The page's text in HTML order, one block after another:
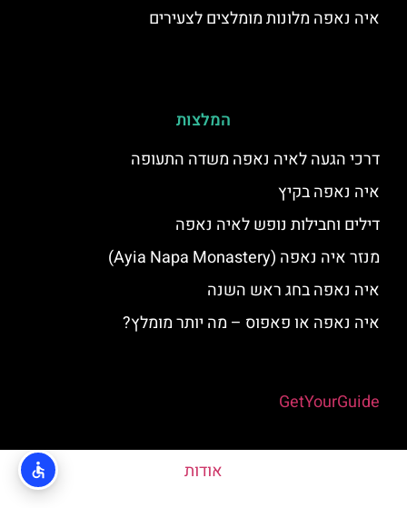
איה נאפה מלונות מומלצים לצעירים
המלצות
דרכי הגעה לאיה נאפה משדה התעופה
איה נאפה בקיץ
דילים וחבילות נופש לאיה נאפה
מנזר איה נאפה (Ayia Napa Monastery)
איה נאפה בחג ראש השנה
איה נאפה או פאפוס – מה יותר מומלץ?
GetYourGuide
אודות